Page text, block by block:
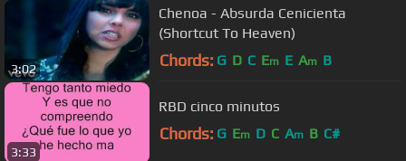
3:02
Chenoa - Absurda Cenicienta
(Shortcut To Heaven)
Chords: G D C Em E Am B
3:33
RBD cinco minutos
Chords: G Em D C Am B C#